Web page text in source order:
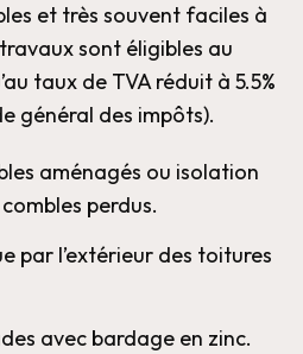
et très souvent faciles à
sont éligibles au
taux de TVA réduit à 5.5%
général des impôts).
aménagés ou isolation
perdus.
par l’extérieur des toitures
avec bardage en zinc.